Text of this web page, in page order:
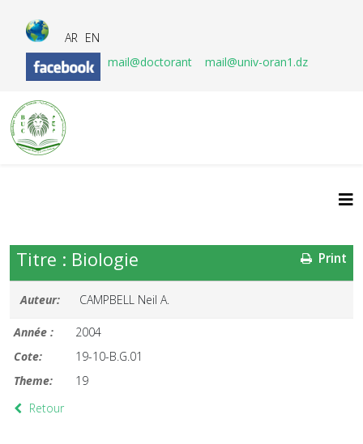
AR EN
mail@doctorant
mail@univ-oran1.dz
Print
Titre : Biologie
Auteur: CAMPBELL Neil A.
Année :
2004
Cote:
19-10-B.G.01
Theme:
19
Retour